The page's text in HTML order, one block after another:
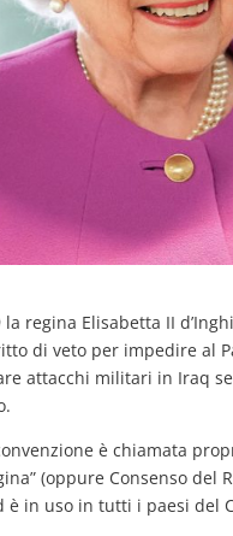
la regina Elisabetta II
di veto per impedire al
attacchi militari in Iraq
è chiamata
(oppure Consenso del
è in uso in tutti i paesi del